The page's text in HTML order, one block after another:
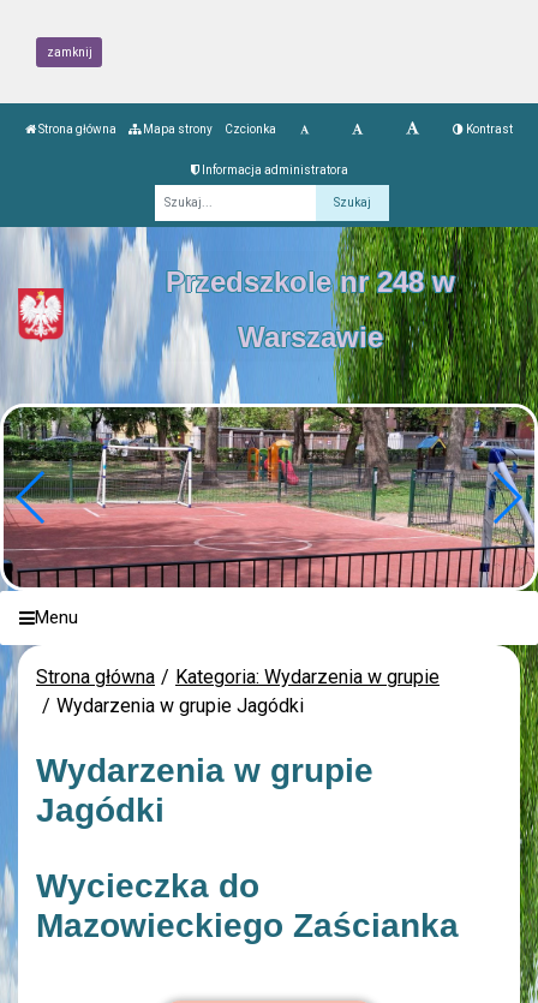
zamknij
Strona główna Mapa strony Czcionka Kontrast
Informacja administratora
Przedszkole nr 248 w
Warszawie
Menu
Strona główna
Kategoria: Wydarzenia w grupie
Wydarzenia w grupie Jagódki
Wydarzenia w grupie
Jagódki
Wycieczka do
Mazowieckiego Zaścianka